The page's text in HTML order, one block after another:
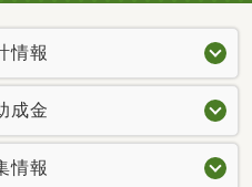
情報
成金
情報